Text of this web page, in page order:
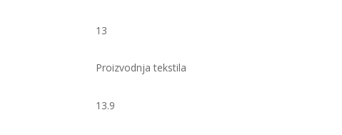
13
Proizvodnja tekstila
13.9